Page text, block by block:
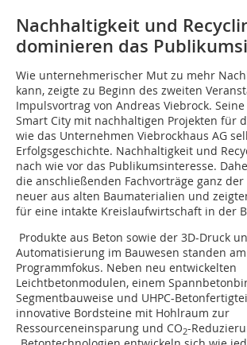
Nachhaltigkeit und
dominieren das
Wie unternehmerischer Mut zu mehr
kann, zeigte zu Beginn des zweiten
Impulsvortrag von Andreas Viebrock.
Smart City mit nachhaltigen Projekten für
wie das Unternehmen Viebrockhaus AG
Erfolgsgeschichte. Nachhaltigkeit und
nach wie vor das Publikumsinteresse.
die anschließenden Fachvorträge ganz
neuer aus alten Baumaterialien und
für eine intakte Kreislaufwirtschaft in der
Produkte aus Beton sowie der 3D-Druck
Automatisierung im Bauwesen standen
Programmfokus. Neben neu entwickelten
Leichtbetonmodulen, einem
Segmentbauweise und UHPC-
innovative Bordsteine mit Hohlraum zur
Ressourceneinsparung und CO2-